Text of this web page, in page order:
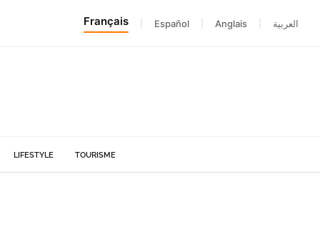
Français Español Anglais العربية
LIFESTYLE TOURISME